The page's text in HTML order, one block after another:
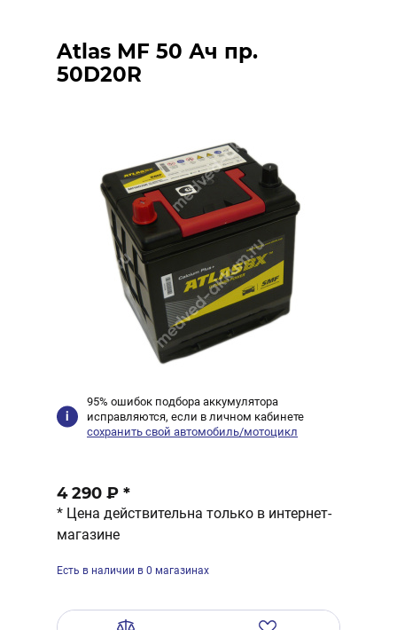
Atlas MF 50 Ач пр.
50D20R
95% ошибок подбора аккумулятора
исправляются, если в личном кабинете
сохранить свой автомобиль/мотоцикл
4 290 ₽ *
* Цена действительна только в интернет-
магазине
Есть в наличии в 0 магазинах